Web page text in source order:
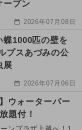
ープン
2026年07月08日
1000匹の壁を
プスあづみの公
展
2026年07月06日
ウォーターパー
題付！